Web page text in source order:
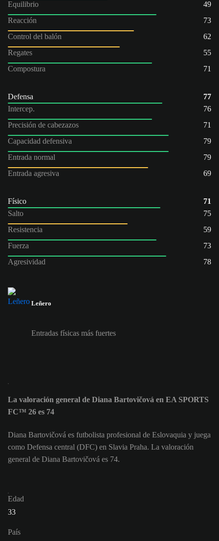
Equilibrio
49
Reacción
73
Control del balón
62
Regates
55
Compostura
71
Defensa
77
Intercep.
76
Precisión de cabezazos
71
Capacidad defensiva
79
Entrada normal
79
Entrada agresiva
69
Físico
71
Salto
75
Resistencia
59
Fuerza
73
Agresividad
78
Leñero
Entradas físicas más fuertes
La valoración general de Diana Bartovičová en EA SPORTS
FC™ 26 es 74
Diana Bartovičová es futbolista profesional de Eslovaquia y juega
como Defensa central (DFC) en Slavia Praha. La valoración
general de Diana Bartovičová es 74.
Edad
33
País